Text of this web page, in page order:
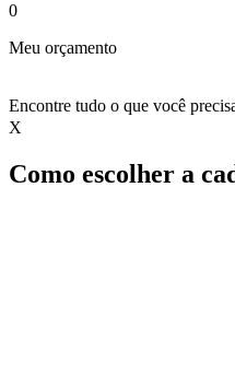
0
Meu orçamento
Encontre tudo o que você
X
Como escolher a